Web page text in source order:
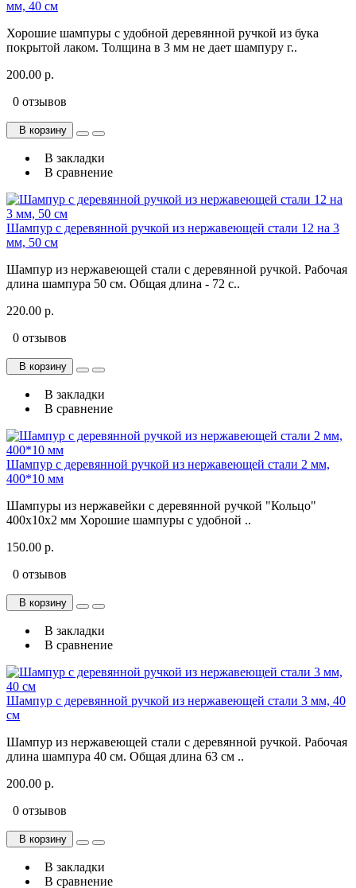
мм, 40 см
Хорошие шампуры с удобной деревянной ручкой из бука
покрытой лаком. Толщина в 3 мм не дает шампуру г..
200.00 р.
0 отзывов
В корзину
В закладки
В сравнение
Шампур с деревянной ручкой из нержавеющей стали 12 на 3
мм, 50 см
Шампур из нержавеющей стали с деревянной ручкой. Рабочая
длина шампура 50 см. Общая длина - 72 с..
220.00 р.
0 отзывов
В корзину
В закладки
В сравнение
Шампур с деревянной ручкой из нержавеющей стали 2 мм,
400*10 мм
Шампуры из нержавейки с деревянной ручкой "Кольцо"
400x10x2 мм Хорошие шампуры с удобной ..
150.00 р.
0 отзывов
В корзину
В закладки
В сравнение
Шампур с деревянной ручкой из нержавеющей стали 3 мм, 40
см
Шампур из нержавеющей стали с деревянной ручкой. Рабочая
длина шампура 40 см. Общая длина 63 см ..
200.00 р.
0 отзывов
В корзину
В закладки
В сравнение